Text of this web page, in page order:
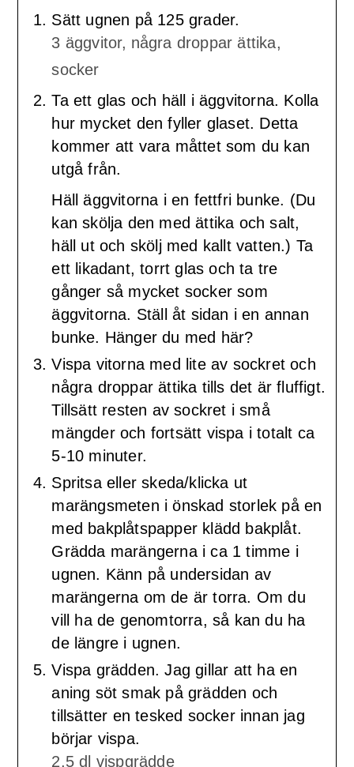
Sätt ugnen på 125 grader.
3 äggvitor, några droppar ättika,
socker
Ta ett glas och häll i äggvitorna. Kolla
hur mycket den fyller glaset. Detta
kommer att vara måttet som du kan
utgå från.
Häll äggvitorna i en fettfri bunke. (Du
kan skölja den med ättika och salt,
häll ut och skölj med kallt vatten.) Ta
ett likadant, torrt glas och ta tre
gånger så mycket socker som
äggvitorna. Ställ åt sidan i en annan
bunke. Hänger du med här?
Vispa vitorna med lite av sockret och
några droppar ättika tills det är fluffigt.
Tillsätt resten av sockret i små
mängder och fortsätt vispa i totalt ca
5-10 minuter.
Spritsa eller skeda/klicka ut
marängsmeten i önskad storlek på en
med bakplåtspapper klädd bakplåt.
Grädda marängerna i ca 1 timme i
ugnen. Känn på undersidan av
marängerna om de är torra. Om du
vill ha de genomtorra, så kan du ha
de längre i ugnen.
Vispa grädden. Jag gillar att ha en
aning söt smak på grädden och
tillsätter en tesked socker innan jag
börjar vispa.
2,5 dl vispgrädde